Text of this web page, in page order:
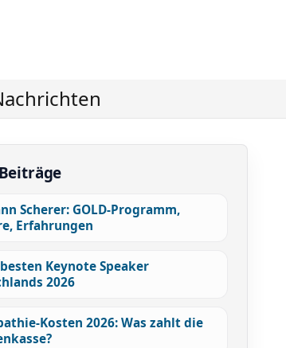
Scherer: GOLD-Programm,
Erfahrungen
Keynote Speaker
2026
Kosten 2026: Was zahlt die